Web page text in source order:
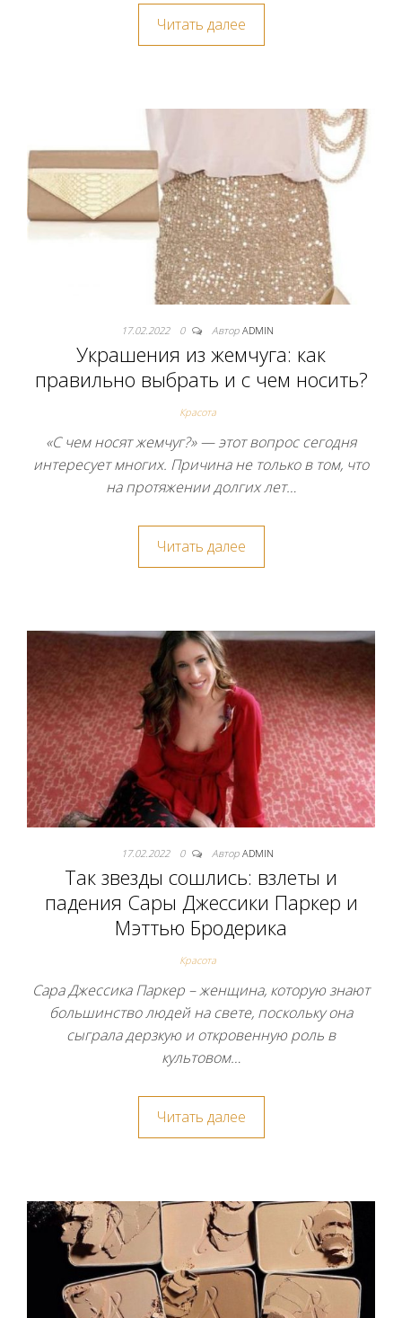
Читать далее
17.02.2022 0 Автор ADMIN
Украшения из жемчуга: как
правильно выбрать и с чем носить?
Красота
«С чем носят жемчуг?» — этот вопрос сегодня
интересует многих. Причина не только в том, что
на протяжении долгих лет…
Читать далее
17.02.2022 0 Автор ADMIN
Так звезды сошлись: взлеты и
падения Сары Джессики Паркер и
Мэттью Бродерика
Красота
Сара Джессика Паркер – женщина, которую знают
большинство людей на свете, поскольку она
сыграла дерзкую и откровенную роль в
культовом…
Читать далее